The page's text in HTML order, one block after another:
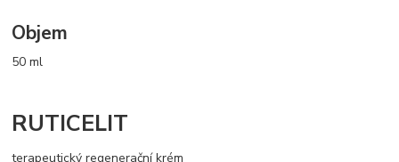
Objem
50 ml
RUTICELIT
terapeutický regenerační krém